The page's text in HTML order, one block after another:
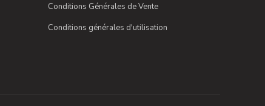
Conditions Générales de Vente
Conditions générales d'utilisation